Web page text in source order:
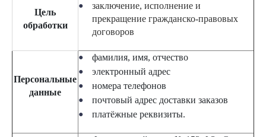
Цель
обработки
заключение, исполнение и
прекращение гражданско-правовых
договоров
Персональные
данные
фамилия, имя, отчество
электронный адрес
номера телефонов
почтовый адрес доставки заказов
платёжные реквизиты.